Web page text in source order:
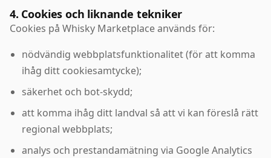
4. Cookies och liknande tekniker
Cookies på Whisky Marketplace används för:
nödvändig webbplatsfunktionalitet (för att komma
ihåg ditt cookiesamtycke);
säkerhet och bot-skydd;
att komma ihåg ditt landval så att vi kan föreslå rätt
regional webbplats;
analys och prestandamätning via Google Analytics